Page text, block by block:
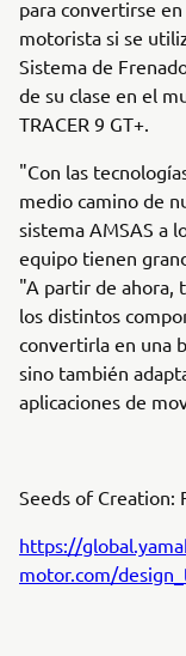
para convertirse
motorista si se
Sistema de
de su clase en el
TRACER 9 GT+.
"Con las
medio camino de
sistema AMSAS a
equipo tienen
"A partir de ahora,
los distintos
convertirla en una
sino también
aplicaciones de
Seeds of Creation:
https://
motor.com/